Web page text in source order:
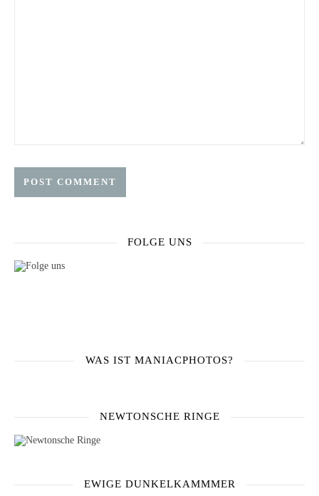
FOLGE UNS
WAS IST MANIACPHOTOS?
NEWTONSCHE RINGE
EWIGE DUNKELKAMMMER